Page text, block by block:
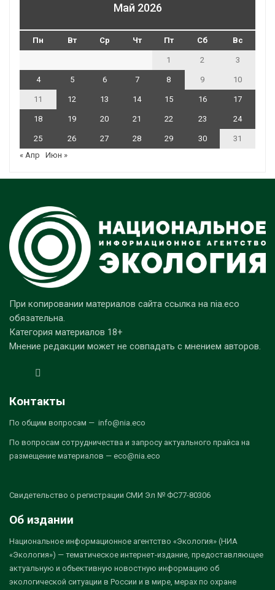
Май 2026
Пн Вт Ср Чт Пт Сб Вс
1 2 3
4 5 6 7 8 9 10
11 12 13 14 15 16 17
18 19 20 21 22 23 24
25 26 27 28 29 30
31
« Апр
Июн »
При копировании материалов сайта ссылка на nia.eco
обязательна.
Категория материалов 18+
Мнение редакции может не совпадать с мнением авторов.
Контакты
По общим вопросам — info@nia.eco
По вопросам сотрудничества и запросу актуального прайса на
размещение материалов — eco@nia.eco
Свидетельство о регистрации СМИ Эл № ФС77-80306
Об издании
Национальное информационное агентство «Экология» (НИА
«Экология») — тематическое интернет-издание, предоставляющее
актуальную и объективную новостную информацию об
экологической ситуации в России и в мире, мерах по охране